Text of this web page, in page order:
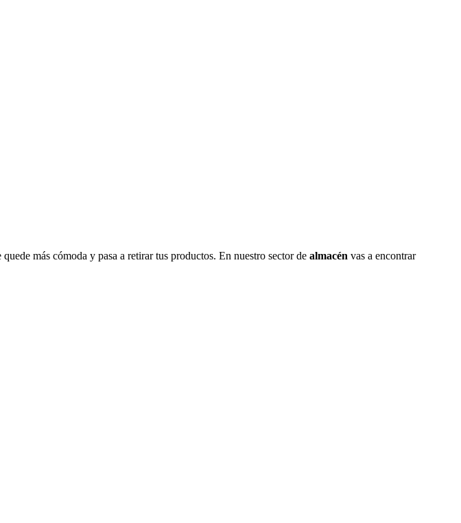
más cómoda y pasa a retirar tus productos. En nuestro sector de almacén vas a encontrar